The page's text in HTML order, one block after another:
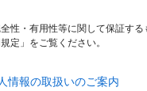
・有用性等に関して保証す
定」をご覧ください。
情報の取扱いのご案内